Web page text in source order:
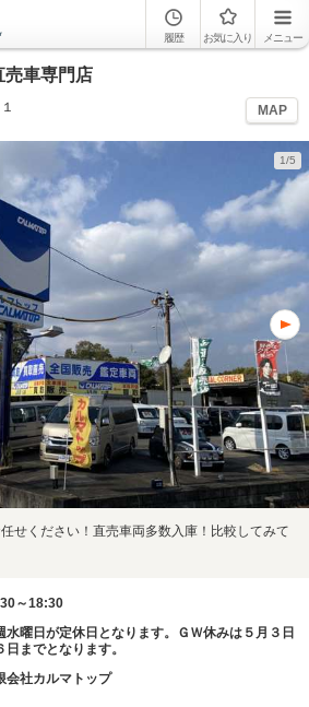
履歴 お気に入り メニュー
売車専門店
MAP
1/5
せください！直売車両多数入庫！比較してみて
～18:30
水曜日が定休日となります。ＧＷ休みは５月３日
日までとなります。
会社カルマトップ